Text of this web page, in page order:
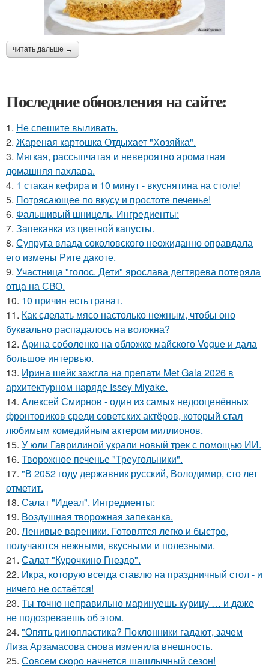
читать дальше →
Последние обновления на сайте:
1. Не спешите выливать.
2. Жареная картошка Отдыхает "Хозяйка".
3. Мягкая, рассыпчатая и невероятно ароматная
домашняя пахлава.
4. 1 стакан кефира и 10 минут - вкуснятина на столе!
5. Потрясающее по вкусу и простоте печенье!
6. Фальшивый шницель. Ингредиенты:
7. Запеканка из цветной капусты.
8. Супруга влада соколовского неожиданно оправдала
его измены Рите дакоте.
9. Участница "голос. Дети" ярослава дегтярева потеряла
отца на СВО.
10. 10 причин есть гранат.
11. Как сделать мясо настолько нежным, чтобы оно
буквально распадалось на волокна?
12. Арина соболенко на обложке майского Vogue и дала
большое интервью.
13. Ирина шейк зажгла на препати Met Gala 2026 в
архитектурном наряде Issey Miyake.
14. Алексей Смирнов - один из самых недооценённых
фронтовиков среди советских актёров, который стал
любимым комедийным актером миллионов.
15. У юли Гаврилиной украли новый трек с помощью ИИ.
16. Творожное печенье "Треугольники".
17. "В 2052 году державник русский, Володимир, сто лет
отметит.
18. Салат "Идеал". Ингредиенты:
19. Воздушная творожная запеканка.
20. Ленивые вареники. Готовятся легко и быстро,
получаются нежными, вкусными и полезными.
21. Салат "Курочкино Гнездо".
22. Икра, которую всегда ставлю на праздничный стол - и
ничего не остаётся!
23. Ты точно неправильно маринуешь курицу … и даже
не подозреваешь об этом.
24. "Опять ринопластика? Поклонники гадают, зачем
Лиза Арзамасова снова изменила внешность.
25. Совсем скоро начнется шашлычный сезон!